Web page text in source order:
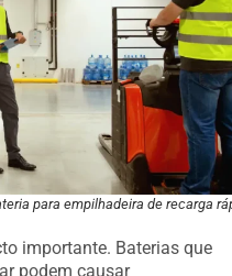
para empilhadeira de recarga
importante. Baterias que
podem causar